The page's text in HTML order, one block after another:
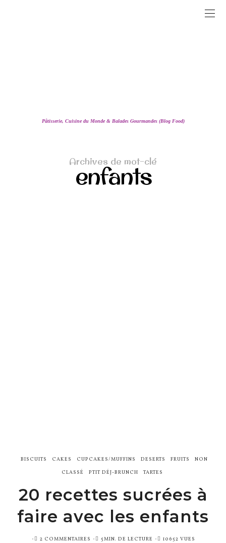
Pâtisserie, Cuisine du Monde & Balades Gourmandes (Blog Food)
Archives de mot-clé
enfants
BISCUITS CAKES CUPCAKES/MUFFINS DESERTS FRUITS
NON
CLASSÉ
PTIT DÉJ-BRUNCH TARTES
20 recettes sucrées à
faire avec les enfants
PUBLIÉ2 COMMENTAIRES 5MIN. DE LECTURE 10652 VUES